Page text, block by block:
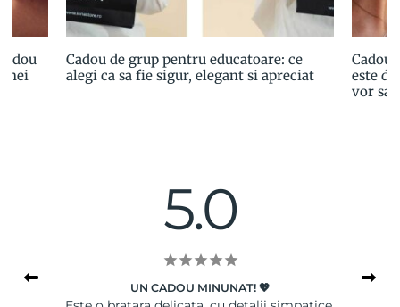
Cadou de grup pentru educatoare: ce
alegi ca sa fie sigur, elegant si apreciat
este
vor sa
5.0
UN CADOU MINUNAT! 💖